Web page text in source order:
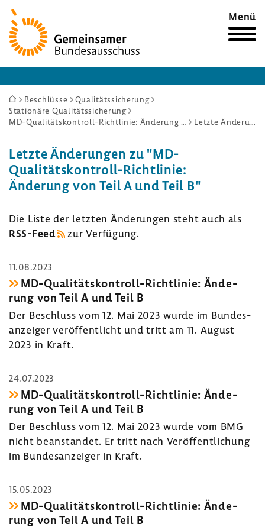
Zur
Startseite
Menü
Sie
sind
Beschlüsse
Qualitätssicherung
Stationäre Qualitätssicherung
MD-Qualitätskontroll-Richtlinie: Änderung von Teil A und Teil B
Letzte Änderungen
Letzte Ände­rungen zu "MD-​
Qualitätskontroll-Richtlinie:
Ände­rung von Teil A und Teil B"
Die Liste der letzten Ände­rungen steht auch als
RSS-​Feed
zur Verfü­gung.
11.08.2023
MD-​Qualitätskontroll-Richtlinie: Ände­
rung von Teil A und Teil B
Der Beschluss vom 12. Mai 2023 wurde im Bundes­
an­zeiger veröf­fent­licht und tritt am 11. August
2023 in Kraft.
24.07.2023
MD-​Qualitätskontroll-Richtlinie: Ände­
rung von Teil A und Teil B
Der Beschluss vom 12. Mai 2023 wurde vom BMG
nicht bean­standet. Er tritt nach Veröf­fent­li­chung
im Bundes­an­zeiger in Kraft.
15.05.2023
MD-​Qualitätskontroll-Richtlinie: Ände­
rung von Teil A und Teil B